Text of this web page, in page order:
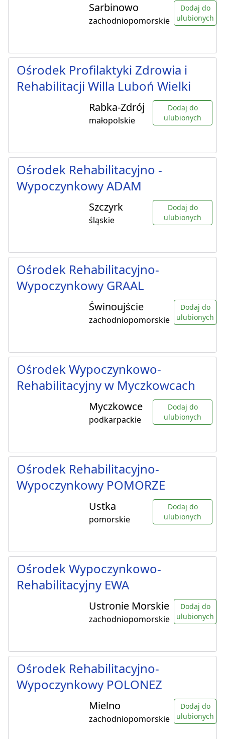
Sarbinowo
zachodniopomorskie
Dodaj do
ulubionych
Ośrodek Profilaktyki Zdrowia i
Rehabilitacji Willa Luboń Wielki
Rabka-Zdrój
małopolskie
Dodaj do
ulubionych
Ośrodek Rehabilitacyjno -
Wypoczynkowy ADAM
Szczyrk
śląskie
Dodaj do
ulubionych
Ośrodek Rehabilitacyjno-
Wypoczynkowy GRAAL
Świnoujście
zachodniopomorskie
Dodaj do
ulubionych
Ośrodek Wypoczynkowo-
Rehabilitacyjny w Myczkowcach
Myczkowce
podkarpackie
Dodaj do
ulubionych
Ośrodek Rehabilitacyjno-
Wypoczynkowy POMORZE
Ustka
pomorskie
Dodaj do
ulubionych
Ośrodek Wypoczynkowo-
Rehabilitacyjny EWA
Ustronie Morskie
zachodniopomorskie
Dodaj do
ulubionych
Ośrodek Rehabilitacyjno-
Wypoczynkowy POLONEZ
Mielno
zachodniopomorskie
Dodaj do
ulubionych